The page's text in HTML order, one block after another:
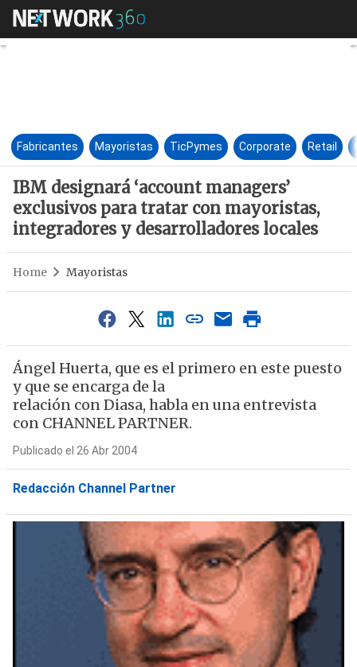
IBM designará ‘account
Fabricantes Mayoristas TicPymes Corporate Retail
IBM designará ‘account managers’
exclusivos para tratar con mayoristas,
integradores y desarrolladores locales
Home Mayoristas
Ángel Huerta, que es el primero en este puesto
y que se encarga de la
relación con Diasa, habla en una entrevista
con CHANNEL PARTNER.
Publicado el 26 Abr 2004
Redacción Channel Partner